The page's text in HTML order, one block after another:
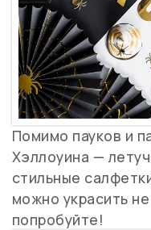
Помимо пауков и
Хэллоуина —
стильные
можно украсить
попробуйте!